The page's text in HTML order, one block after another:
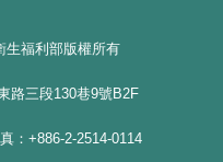
福利部版權所有
路三段130巷9號B2F
：+886-2-2514-0114